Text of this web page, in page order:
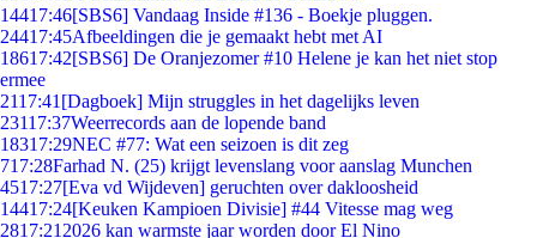
14417:46[SBS6] Vandaag Inside #136 - Boekje pluggen.
24417:45Afbeeldingen die je gemaakt hebt met AI
18617:42[SBS6] De Oranjezomer #10 Helene je kan het niet stop
ermee
2117:41 [Dagboek] Mijn struggles in het dagelijks leven
23117:37Weerrecords aan de lopende band
18317:29NEC #77: Wat een seizoen is dit zeg
717:28Farhad N. (25) krijgt levenslang voor aanslag Munchen
4517:27[Eva vd Wijdeven] geruchten over dakloosheid
14417:24[Keuken Kampioen Divisie] #44 Vitesse mag weg
2817:21 2026 kan warmste jaar worden door El Nino